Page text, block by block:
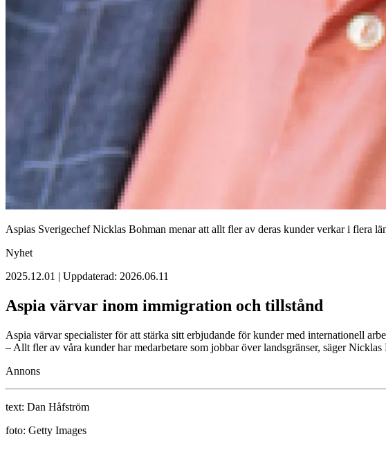
Aspias Sverigechef Nicklas Bohman menar att allt fler av deras kunder verkar i flera
Nyhet
2025.12.01 | Uppdaterad: 2026.06.11
Aspia värvar inom immigration och tillstånd
Aspia värvar specialister för att stärka sitt erbjudande för kunder med internationell
– Allt fler av våra kunder har medarbetare som jobbar över landsgränser, säger
Annons
text: Dan Håfström
foto: Getty Images